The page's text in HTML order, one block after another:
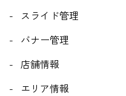
スライド管理
バナー管理
店舗情報
エリア情報